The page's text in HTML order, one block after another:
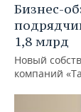
Бизнес-
1,8 млрд
Новый
компаний